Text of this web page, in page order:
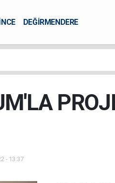
DEĞİRMENDERE
- 13:37